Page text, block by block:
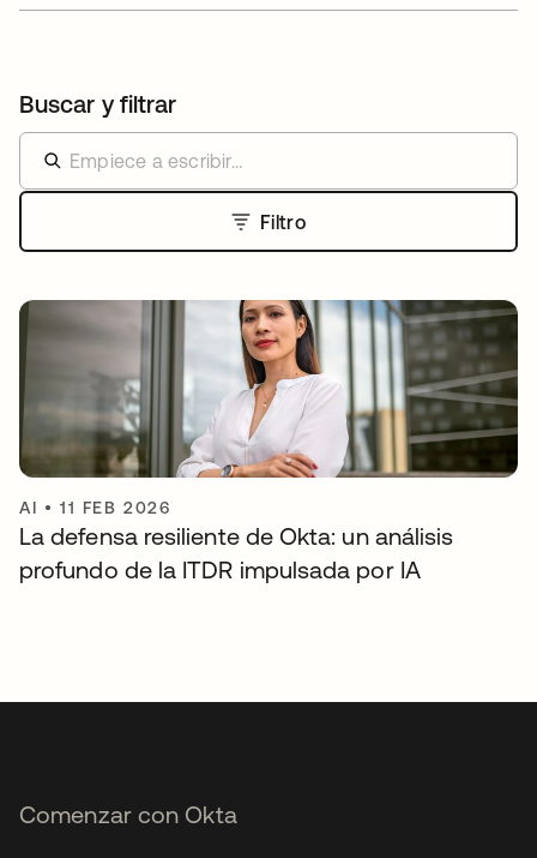
Buscar y filtrar
Filtro
AI •11 FEB 2026
La defensa resiliente de Okta: un análisis
profundo de la ITDR impulsada por IA
Comenzar con Okta